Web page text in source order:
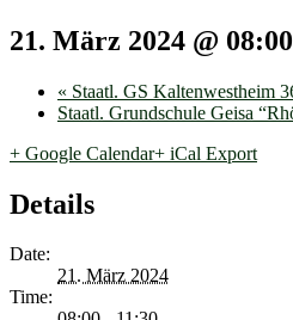
21. März 2024 @ 08:00
« Staatl. GS Kaltenwestheim
Staatl. Grundschule Geisa
+ Google Calendar+ iCal Export
Details
Date:
21. März 2024
Time: